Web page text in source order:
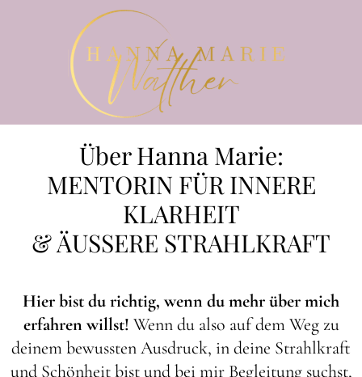
Über Hanna Marie:
MENTORIN FÜR INNERE
KLARHEIT
& ÄUSSERE STRAHLKRAFT
Hier bist du richtig, wenn du mehr über mich
erfahren willst! Wenn du also auf dem Weg zu
deinem bewussten Ausdruck, in deine Strahlkraft
und Schönheit bist und bei mir Begleitung suchst,